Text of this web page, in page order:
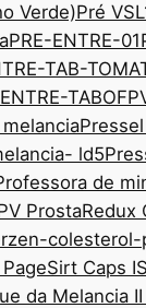
Verde)Pré
PRE-ENTRE-01
TAB-
ld5
de
ProstaRedux
colesterol-
Sirt Caps I
da Melancia